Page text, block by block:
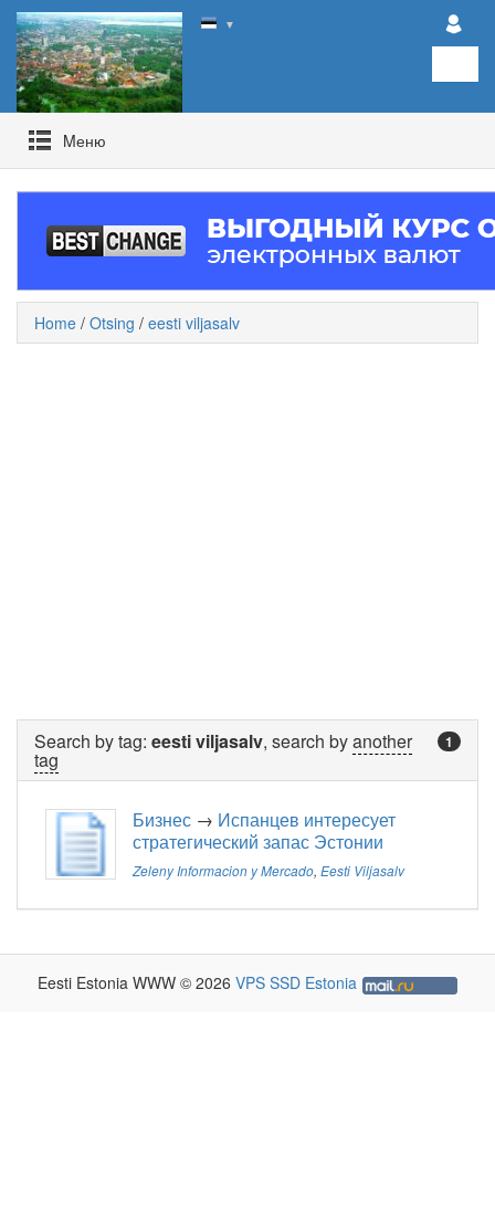
▼
Mеню
Home / Otsing / eesti viljasalv
1
Search by tag: eesti viljasalv, search byanother
tag
Бизнес → Испанцев интересует
стратегический запас Эстонии
Zeleny Informacion y Mercado, Eesti Viljasalv
Eesti Estonia WWW © 2026 VPS SSD Estonia